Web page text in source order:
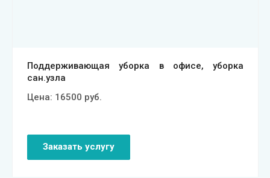
Поддерживающая уборка в офисе, уборка
сан.узла
Цена: 16500 руб.
Заказать услугу